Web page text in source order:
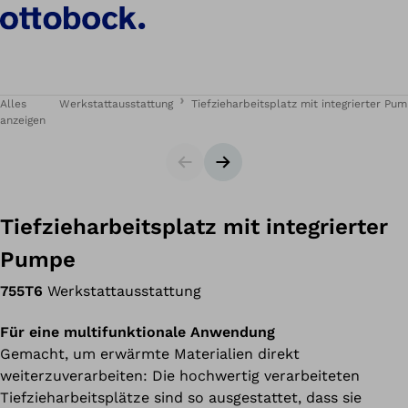
Alles
anzeigen
Werkstattausstattung Tiefzieharbeitsplatz mit integrierter
SliderNächster Slide
Tiefzieharbeitsplatz mit integrierter
Pumpe
755T6 Werkstattausstattung
Für eine multifunktionale Anwendung
Gemacht, um erwärmte Materialien direkt
weiterzuverarbeiten: Die hochwertig verarbeiteten
Tiefzieharbeitsplätze sind so ausgestattet, dass sie